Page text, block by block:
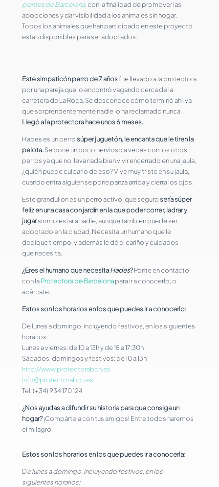
plantes de Barcelona, con la finalidad de promover las
adopciones y dar visibilidad a los animales sin hogar.
Todos los animales que han participado en este proyecto
están disponibles para ser adoptados.
Este simpaticón perro de 7 añosfue llevado a la protectora
por una pareja que lo encontró vagando cerca de la
carretera de La Roca. Se desconoce cómo terminó ahí, ya
que sorprendentemente nadie lo ha reclamado nunca.
Llegó a la protectora hace unos 6 meses.
Hades es un perrosúper juguetón, le encanta que le tiren la
pelota.Se pone un poco nervioso a veces con los otros
perros ya que no lleva nada bien vivir encerrado en una jaula,
¿quién puede culparlo de eso? Vive muy triste en su jaula,
cuando entra alguien se pone panza arriba y cierra los ojos.
Este grandullón es un perro activo,que segurosería súper
feliz en una casa con jardín en la que poder correr, ladrar y
jugarsin molestar a nadie, aunque también puede ser
adoptado en la ciudad. Necesita un humano que le
dedique tiempo, y además le dé el cariño y cuidados
que necesita.
¿Eres el humano que necesitaHades?Ponte en contacto
con laProtectora de Barcelonapara ir a conocerlo, o
acércate.
Estos son los horarios en los que puedes ir a conocerlo:
De lunes a domingo, incluyendo festivos, en los siguientes
horarios:
Lunes a viernes: de 10 a 13h y de 15 a 17:30h
Sábados, domingos y festivos: de 10 a 13h
http://www.protectorabcn.es
info@protectorabcn.es
Tel. (+34) 934 170 124
¿Nos ayudas a difundir su historia para que consiga un
hogar?¡Compártela con tus amigos! Entre todos haremos
el milagro.
Estos son los horarios en los que puedes ir a conocerla:
De lunes a domingo, incluyendo festivos, en los
siguientes horarios: